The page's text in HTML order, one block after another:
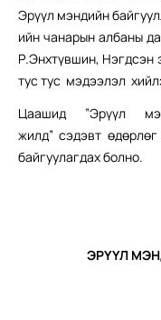
Эрүүл мэндийн
ийн чанарын албаны
Р.Энхтүвшин, Нэгдсэн
тус тус мэдээлэл
Цаашид ”Эрүүл
жилд” сэдэвт
байгуулагдах болно.
ЭРҮҮЛ